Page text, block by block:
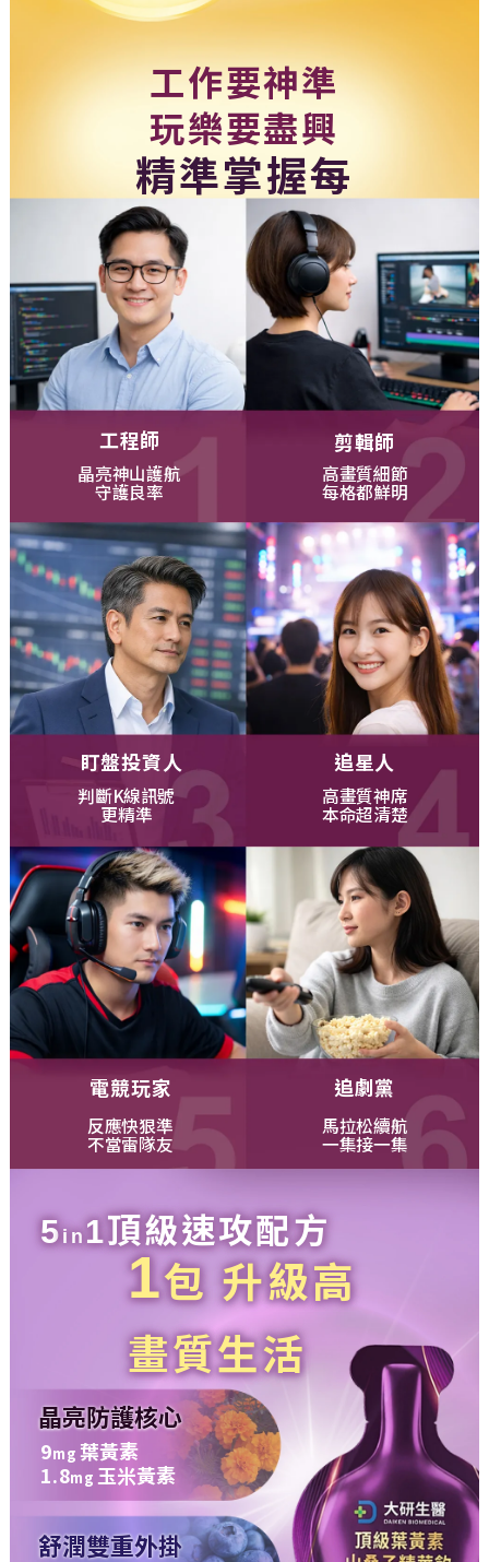
工作要神準
玩樂要盡興
精準掌握每
一刻美好
工程師
晶亮神山護航
守護良率
剪輯師
高畫質細節
每格都鮮明
盯盤投資人
判斷K線訊號
更精準
追星人
高畫質神席
本命超清楚
電競玩家
反應快狠準
不當雷隊友
追劇黨
馬拉松續航
一集接一集
5in 1頂級速攻配方
1包 升級高
畫質生活
晶亮防護核心
9mg葉黃素
1.8mg 玉米黃素
舒潤雙重外掛